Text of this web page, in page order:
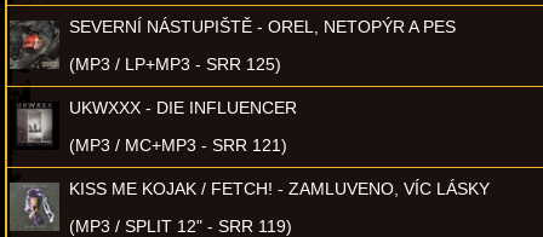
SEVERNÍ NÁSTUPIŠTĚ - OREL, NETOPÝR A PES
(MP3 / LP+MP3 - SRR 125)
UKWXXX - DIE INFLUENCER
(MP3 / MC+MP3 - SRR 121)
KISS ME KOJAK / FETCH! - ZAMLUVENO, VÍC LÁSKY
(MP3 / SPLIT 12" - SRR 119)